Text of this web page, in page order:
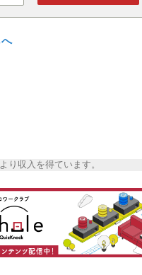
り収入を得ています。